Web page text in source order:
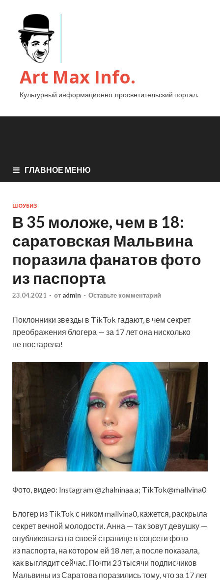
Art Max Info.
Культурный информационно-просветительский портал.
ГЛАВНОЕ МЕНЮ
ШОУБИЗ
В 35 моложе, чем в 18:
саратовская Мальвина
поразила фанатов фото
из паспорта
23.04.2021 - от admin - Оставьте комментарий
Поклонники звезды в TikTok гадают, в чем секрет
преображения блогера — за 17 лет она нисколько
не постарела!
Фото, видео: Instagram @zhalninaa.a; TikTok@mallvina0
Блогер из TikTok с ником mallvina0, кажется, раскрыла
секрет вечной молодости. Анна — так зовут девушку —
опубликовала на своей странице в соцсети фото
из паспорта, на котором ей 18 лет, а после показала,
как выглядит сейчас. Почти 23 тысячи подписчиков
Мальвины из Саратова поразились тому, что за 17 лет